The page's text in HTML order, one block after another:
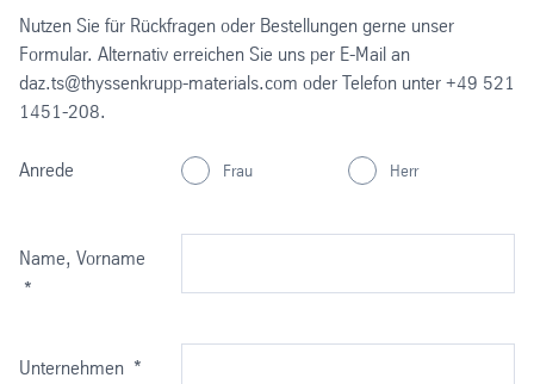
Nutzen Sie für Rückfragen oder Bestellungen gerne unser
Formular. Alternativ erreichen Sie uns per E-Mail an
daz.ts@thyssenkrupp-materials.com oder Telefon unter +49 521
1451-208.
Anrede Frau Herr
Name, Vorname
*
Unternehmen *